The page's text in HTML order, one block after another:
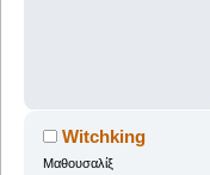
Witchking
Μαθουσαλίξ